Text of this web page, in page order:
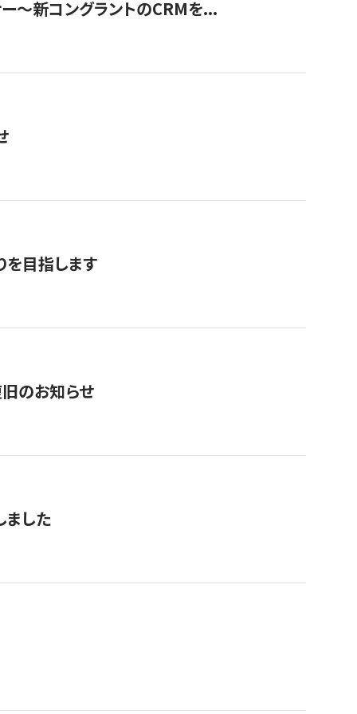
ー〜新コングラントのCRMを...
を目指します
のお知らせ
ました